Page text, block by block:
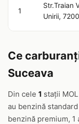
1
Str.Traian
Unirii,
Ce
Suceava
Din cele 1 stații
au benzină
benzină premium, 1